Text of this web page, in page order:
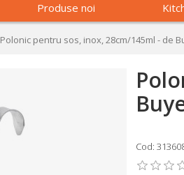
Produse noi
Polonic pentru sos, inox, 28cm/145ml - de
Cod: